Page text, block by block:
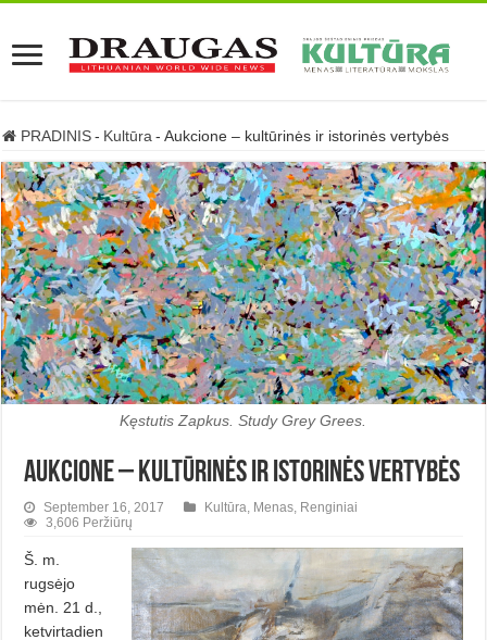
PRADINIS - Kultūra - Aukcione – kultūrinės ir istorinės vertybės
Kęstutis Zapkus. Study Grey Grees.
Aukcione – kultūrinės ir istorinės vertybės
September 16, 2017 Kultūra Menas Renginiai
3,606 Peržiūrų
Š. m.
rugsėjo
mėn. 21 d.,
ketvirtadien